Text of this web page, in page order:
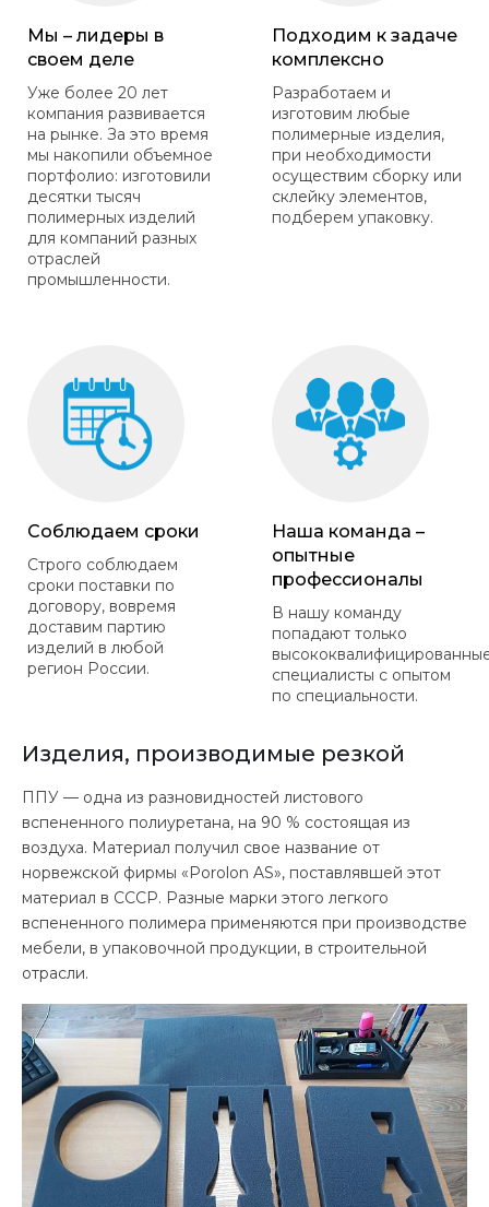
Мы – лидеры в
своем деле
Уже более 20 лет
компания развивается
на рынке. За это время
мы накопили объемное
портфолио: изготовили
десятки тысяч
полимерных изделий
для компаний разных
отраслей
промышленности.
Подходим к задаче
комплексно
Разработаем и
изготовим любые
полимерные изделия,
при необходимости
осуществим сборку или
склейку элементов,
подберем упаковку.
Соблюдаем сроки
Строго соблюдаем
сроки поставки по
договору, вовремя
доставим партию
изделий в любой
регион России.
Наша команда –
опытные
профессионалы
В нашу команду
попадают только
специалисты с опытом
по специальности.
Изделия, производимые резкой
ППУ — одна из разновидностей листового
вспененного полиуретана, на 90 % состоящая из
воздуха. Материал получил свое название от
норвежской фирмы «Porolon AS», поставлявшей этот
материал в СССР. Разные марки этого легкого
вспененного полимера применяются при производстве
мебели, в упаковочной продукции, в строительной
отрасли.